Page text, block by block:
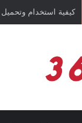
رئيس نادي طرابزون